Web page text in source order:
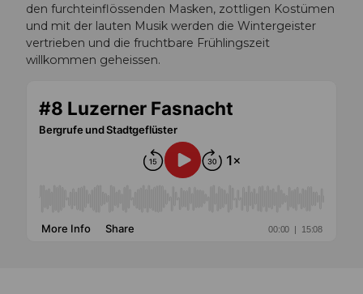
den furchteinflössenden Masken, zottligen Kostümen
und mit der lauten Musik werden die Wintergeister
vertrieben und die fruchtbare Frühlingszeit
willkommen geheissen.